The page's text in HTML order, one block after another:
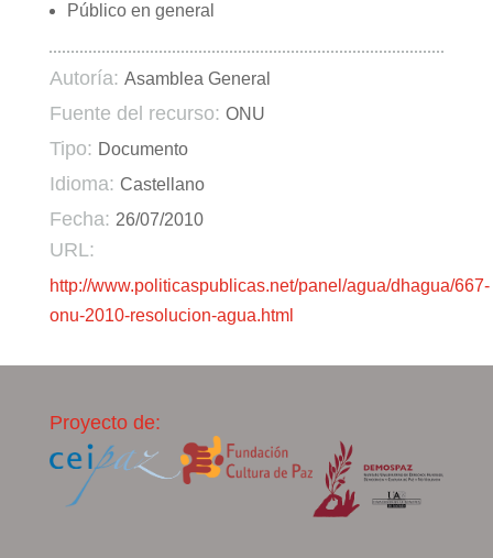
Público en general
Autoría: Asamblea General
Fuente del recurso: ONU
Tipo: Documento
Idioma: Castellano
Fecha: 26/07/2010
URL:
http://www.politicaspublicas.net/panel/agua/dhagua/667-
onu-2010-resolucion-agua.html
Proyecto de: